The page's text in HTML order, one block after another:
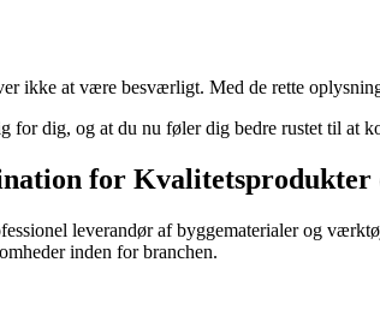
ikke at være besværligt. Med de rette
for dig, og at du nu føler dig bedre rustet til at
for Kvalitetsprodukter
leverandør af byggematerialer og
inden for branchen.